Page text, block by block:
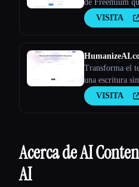
de Freemium
VISITA
Transforma el
una escritura
Humanize AI
VISITA
Acerca de AI
AI